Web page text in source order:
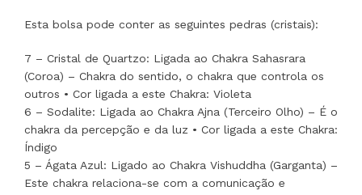
Esta bolsa pode conter as seguintes pedras (cristais):
7 – Cristal de Quartzo: Ligada ao Chakra Sahasrara
(Coroa) – Chakra do sentido, o chakra que controla os
outros • Cor ligada a este Chakra: Violeta
6 – Sodalite: Ligada ao Chakra Ajna (Terceiro Olho) – É o
chakra da percepção e da luz • Cor ligada a este Chakra:
Índigo
5 – Ágata Azul: Ligado ao Chakra Vishuddha (Garganta) –
Este chakra relaciona-se com a comunicação e